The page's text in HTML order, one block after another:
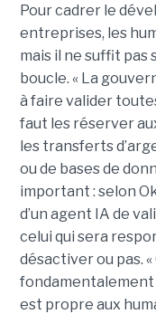
Pour cadrer le
entreprises, les
mais il ne suffit pas
boucle. « La
à faire valider
faut les réserver
les transferts
ou de bases de
important : selon
d’un agent IA de
celui qui sera
désactiver ou pas.
fondamentalement
est propre aux